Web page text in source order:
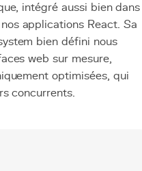
intégré aussi bien dans
applications React. Sa
bien défini nous
web sur mesure,
optimisées, qui
concurrents.